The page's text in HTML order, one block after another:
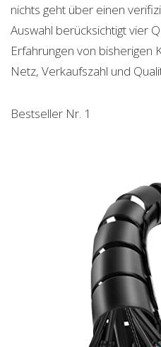
nichts geht über einen
Auswahl berücksichtigt vier
Erfahrungen von bisherigen
Netz, Verkaufszahl und
Bestseller Nr. 1